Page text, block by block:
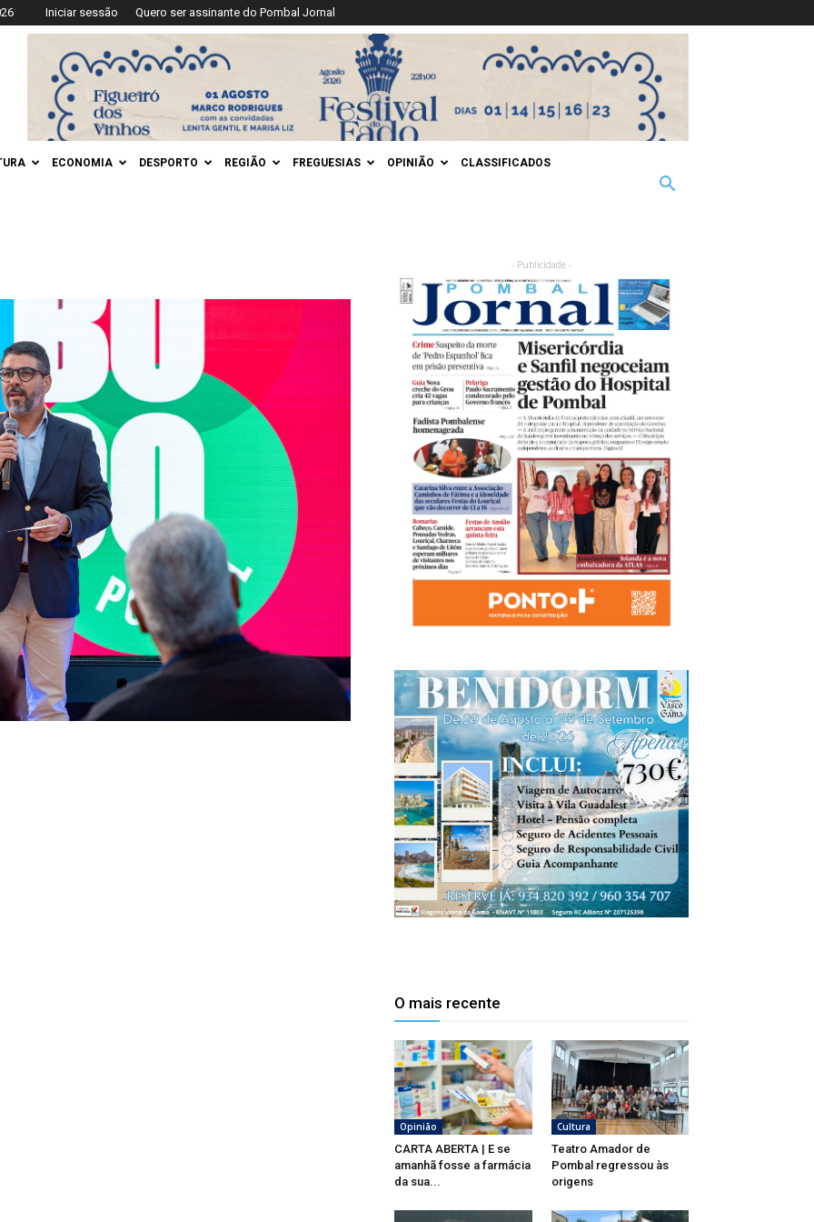
Iniciar sessão Quero ser assinante do Pombal Jornal
ECONOMIA DESPORTO REGIÃO FREGUESIAS OPINIÃO CLASSIFICADOS
- Publicidade -
O mais recente
Opinião
CARTA ABERTA | E se
amanhã fosse a farmácia
da sua...
Cultura
Teatro Amador de
Pombal regressou às
origens